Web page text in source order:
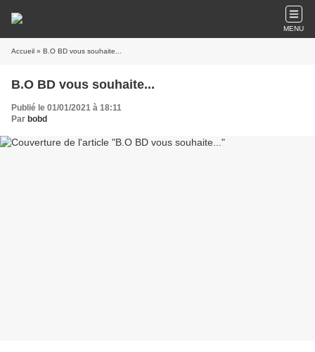
MENU
Accueil » B.O BD vous souhaite...
B.O BD vous souhaite...
Publié le 01/01/2021 à 18:11
Par bobd